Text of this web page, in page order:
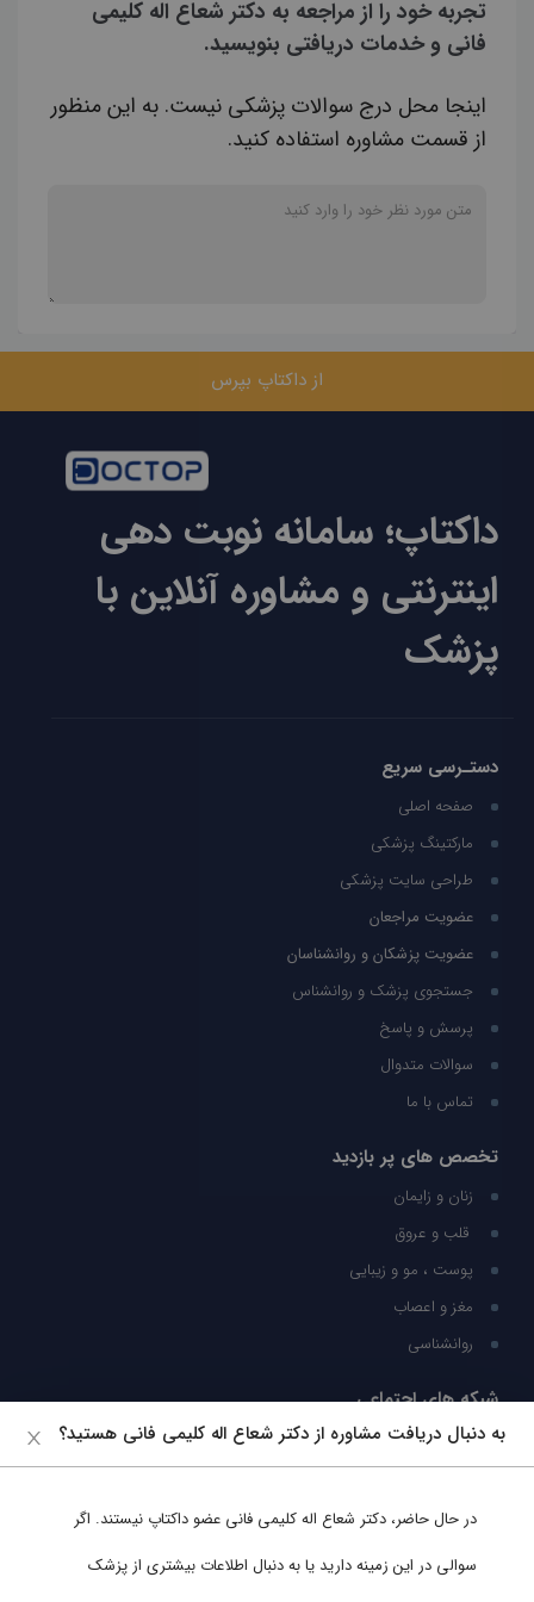
تجربه خود را از مراجعه به دکتر شعاع اله کلیمی
فانی و خدمات دریافتی بنویسید.
اینجا محل درج سوالات پزشکی نیست. به این منظور
از قسمت مشاوره استفاده کنید.
از داکتاپ بپرس
داکتاپ؛ سامانه نوبت دهی
اینترنتی و مشاوره آنلاین با
پزشک
دستـرسی سریع
صفحه اصلی
مارکتینگ پزشکی
طراحی سایت پزشکی
عضویت مراجعان
عضویت پزشکان و روانشناسان
جستجوی پزشک و روانشناس
پرسش و پاسخ
سوالات متدوال
تماس با ما
تخصص های پر بازدید
زنان و زایمان
قلب و عروق
پوست ، مو و زیبایی
مغز و اعصاب
روانشناسی
شبکه های اجتماعی
ما را در شبکه های اجتماعی دنبال کنید
به دنبال دریافت مشاوره از دکتر شعاع اله کلیمی فانی هستید؟
در حال حاضر، دکتر شعاع اله کلیمی فانی عضو داکتاپ نیستند. اگر
سوالی در این زمینه دارید یا به دنبال اطلاعات بیشتری از پزشک